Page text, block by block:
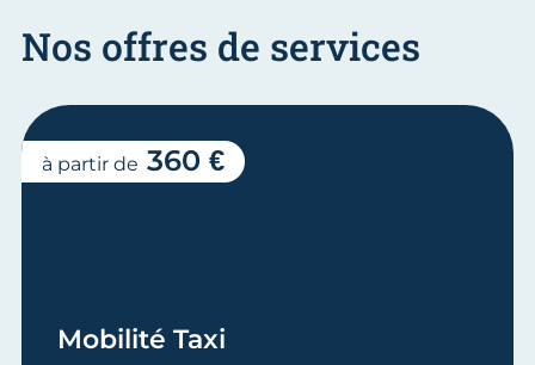
Nos offres de services
Mobilité Taxi
à partir de 360 €